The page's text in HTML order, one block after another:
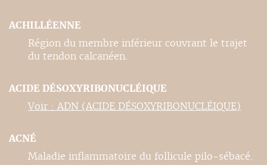
ACHILLÉENNE
Région du membre inférieur couvrant le trajet
du tendon calcanéen.
ACIDE DÉSOXYRIBONUCLÉIQUE
Voir : ADN (ACIDE DÉSOXYRIBONUCLÉIQUE)
ACNÉ
Maladie inflammatoire du follicule pilo-sébacé.